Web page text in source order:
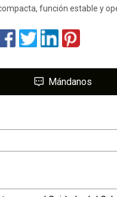
función estable y
Mándanos